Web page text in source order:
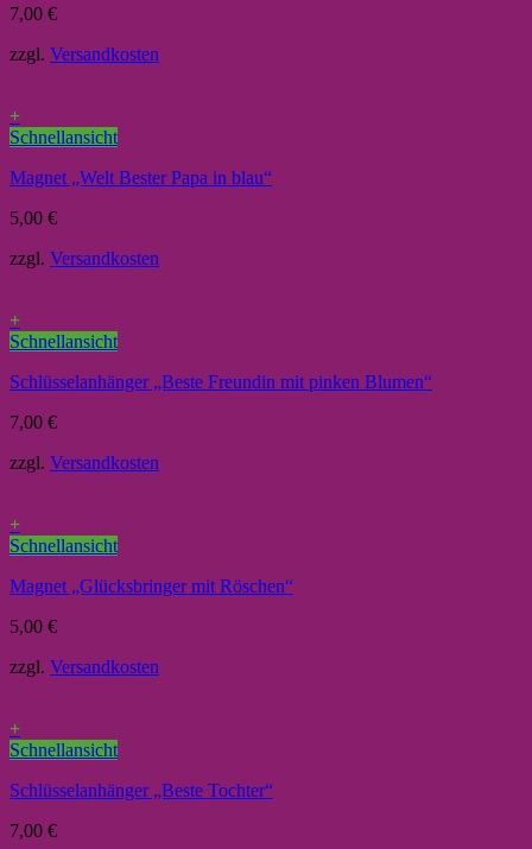
7,00 €
zzgl. Versandkosten
+
Schnellansicht
Magnet „Welt Bester Papa in blau“
5,00 €
zzgl. Versandkosten
+
Schnellansicht
Schlüsselanhänger „Beste Freundin mit pinken Blumen“
7,00 €
zzgl. Versandkosten
+
Schnellansicht
Magnet „Glücksbringer mit Röschen“
5,00 €
zzgl. Versandkosten
+
Schnellansicht
Schlüsselanhänger „Beste Tochter“
7,00 €